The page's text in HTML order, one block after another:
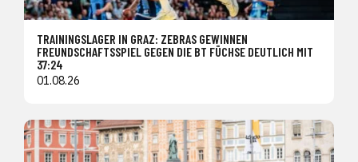
TRAININGSLAGER IN GRAZ: ZEBRAS GEWINNEN
FREUNDSCHAFTSSPIEL GEGEN DIE BT FÜCHSE DEUTLICH MIT
37:24
01.08.26